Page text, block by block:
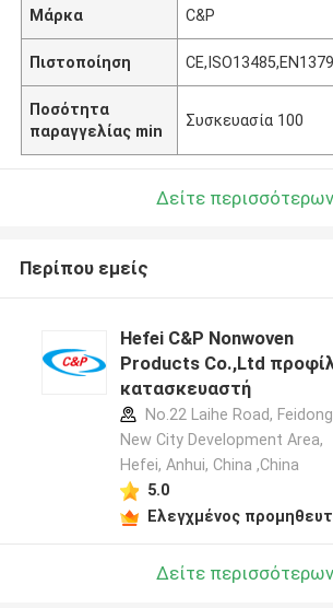
Μάρκα C&P
Πιστοποίηση
Ποσότητα
παραγγελίας min
Συσκευασία 100
Δείτε περισσότερων
Περίπου εμείς
Hefei C&P Nonwoven
Products Co.,Ltd
κατασκευαστή
No.22 Laihe Road, Feidong
New City Development Area,
Hefei, Anhui, China ,China
5.0
Ελεγχμένος
Δείτε περισσότερων